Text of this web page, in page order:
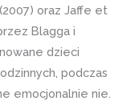
oraz Jaffe et
Blagga i
dzieci
podczas
emocjonalnie nie.